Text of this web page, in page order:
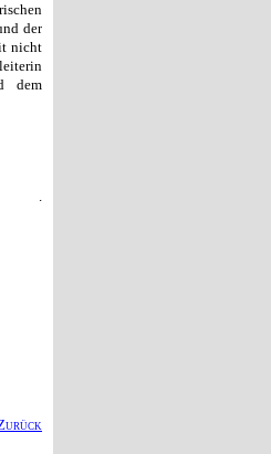
der
nicht
dem
.